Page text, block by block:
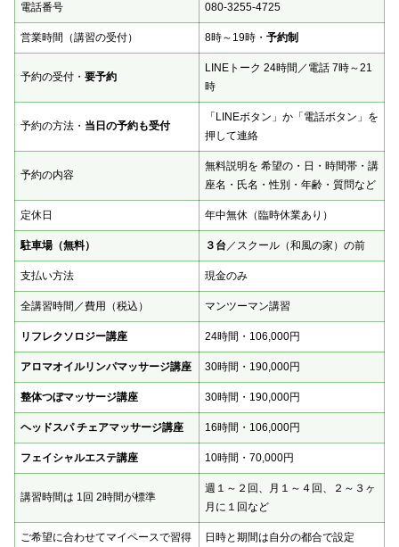
電話番号 080-3255-4725
営業時間（講習の受付） 8時～19時・ 予約制
予約の受付・ 要予約
LINEトーク 24時間／電話 7時～21
時
予約の方法・ 当日の予約も受付
「LINEボタン」か「電話ボタン」を
押して連絡
予約の内容
無料説明を 希望の・日・時間帯・講
座名・氏名・性別・年齢・質問など
定休日 年中無休（臨時休業あり）
駐車場（無料） ３台／スクール（和風の家）の前
支払い方法 現金のみ
全講習時間／費用（税込） マンツーマン講習
リフレクソロジー講座 24時間・106,000円
アロマオイルリンパマッサージ講座 30時間・190,000円
整体つぼマッサージ講座 30時間・190,000円
ヘッドスパ チェアマッサージ講座 16時間・106,000円
フェイシャルエステ講座 10時間・70,000円
講習時間は 1回 2時間が標準
週１～２回、月１～４回、２～３ヶ
月に１回など
ご希望に合わせてマイペースで習得 日時と期間は自分の都合で設定